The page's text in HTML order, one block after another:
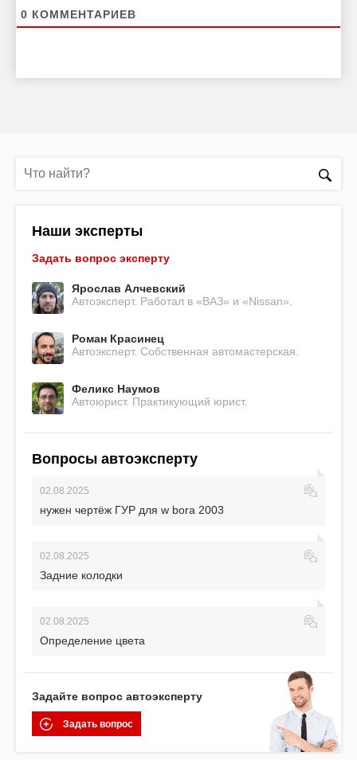
0 КОММЕНТАРИЕВ
Наши эксперты
Задать вопрос эксперту
Ярослав Алчевский
Автоэксперт. Работал в «ВАЗ» и «Nissan».
Роман Красинец
Автоэксперт. Собственная автомастерская.
Феликс Наумов
Автоюрист. Практикующий юрист.
Вопросы автоэксперту
02.08.2025
нужен чертёж ГУР для w bora 2003
02.08.2025
Задние колодки
02.08.2025
Определение цвета
Задайте вопрос автоэксперту
Задать вопрос